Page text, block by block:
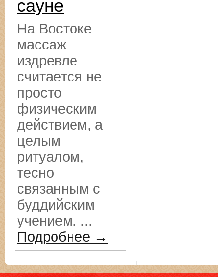
сауне
На Востоке
массаж
издревле
считается не
просто
физическим
действием, а
целым
ритуалом,
тесно
связанным с
буддийским
учением. ...
Подробнее →